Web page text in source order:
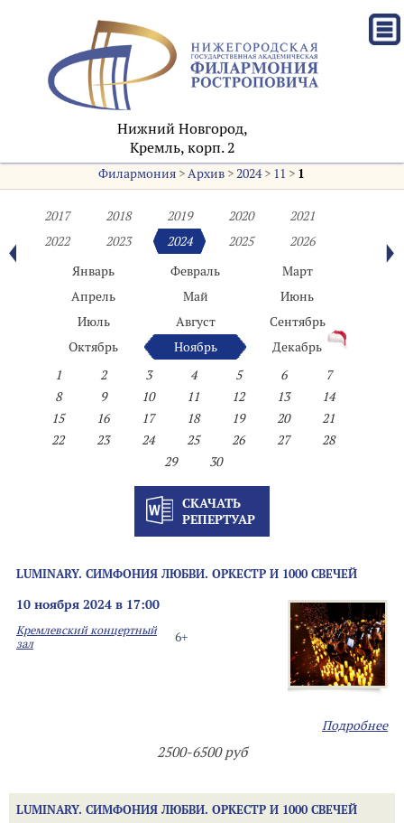
Нижний Новгород,
Кремль, корп. 2
Филармония >Архив >2024> 11 > 1
2017 2018 2019 2020
2021
2022
2023 2024 2025
2026
Январь
Февраль
Март
Апрель
Май
Июнь
Июль
Август
Сентябрь
Октябрь
Ноябрь
Декабрь
1
2 3 4 5 6
7
8
9 10 11 12 13
14
15
16 17 18 19 20
21
22
23 24 25 26 27
28
29
30
СКАЧАТЬ
РЕПЕРТУАР
LUMINARY. СИМФОНИЯ ЛЮБВИ. ОРКЕСТР И 1000 СВЕЧЕЙ
10 ноября 2024 в 17:00
6+
Кремлевский концертный
зал
Подробнее
2500-6500 руб
LUMINARY. СИМФОНИЯ ЛЮБВИ. ОРКЕСТР И 1000 СВЕЧЕЙ